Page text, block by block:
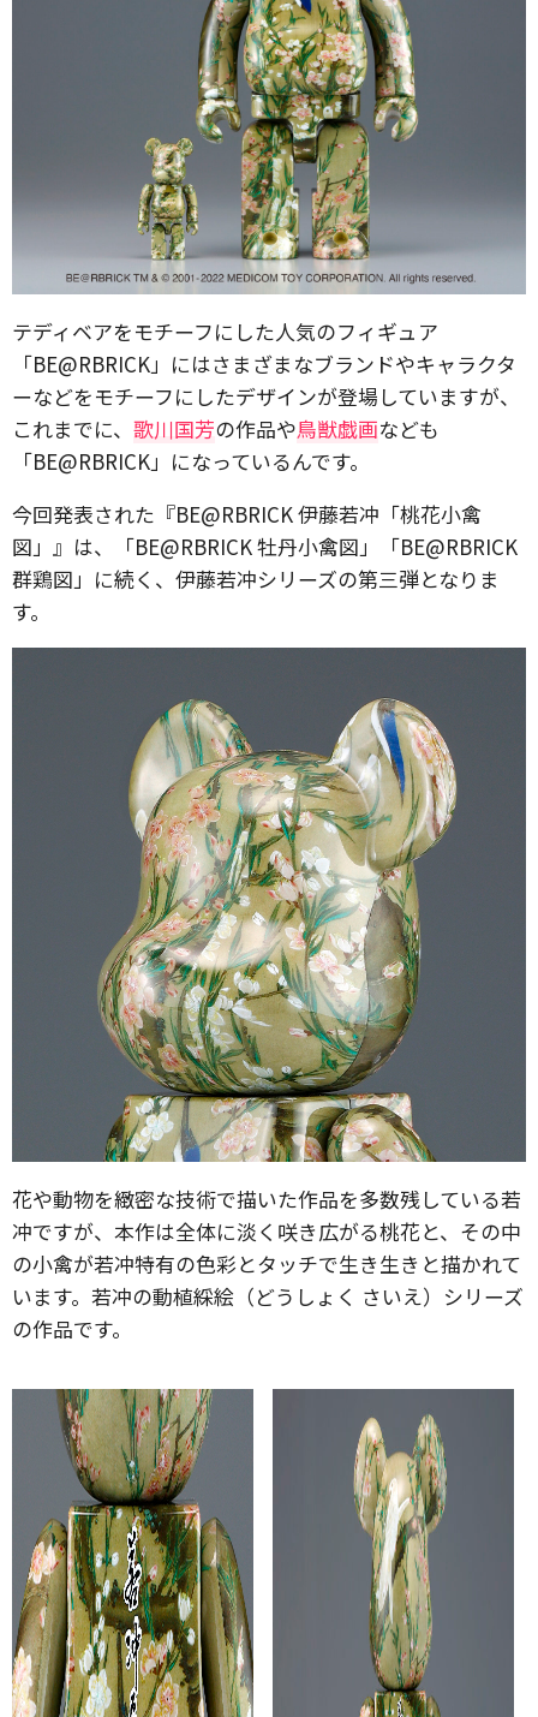
テディベアをモチーフにした人気のフィギュア
「BE@RBRICK」にはさまざまなブランドやキャラクタ
ーなどをモチーフにしたデザインが登場していますが、
これまでに、 歌川国芳の作品や鳥獣戯画なども
「BE@RBRICK」になっているんです。
今回発表された『BE@RBRICK 伊藤若冲「桃花小禽
図」』は、「BE@RBRICK 牡丹小禽図」「BE@RBRICK
群鶏図」に続く、伊藤若冲シリーズの第三弾となりま
す。
花や動物を緻密な技術で描いた作品を多数残している若
冲ですが、本作は全体に淡く咲き広がる桃花と、その中
の小禽が若冲特有の色彩とタッチで生き生きと描かれて
います。若冲の動植綵絵（どうしょく さいえ）シリーズ
の作品です。